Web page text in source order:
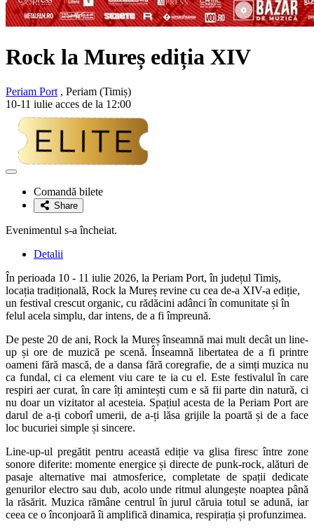
Rock la Mureș ediția XIV
Periam Port , Periam (Timiș)
10-11 iulie acces de la 12:00
Adaugă
favoriteComandă bilete
Share
Evenimentul s-a încheiat.
Detalii
În perioada 10 - 11 iulie 2026, la Periam Port, în județul Timiș,
locația tradițională, Rock la Mureș revine cu cea de-a XIV-a ediție,
un festival crescut organic, cu rădăcini adânci în comunitate și în
felul acela simplu, dar intens, de a fi împreună.
De peste 20 de ani, Rock la Mureș înseamnă mai mult decât un line-
up și ore de muzică pe scenă. Înseamnă libertatea de a fi printre
oameni fără mască, de a dansa fără coregrafie, de a simți muzica nu
ca fundal, ci ca element viu care te ia cu el. Este festivalul în care
respiri aer curat, în care îți amintești cum e să fii parte din natură, ci
nu doar un vizitator al acesteia. Spațiul acesta de la Periam Port are
darul de a-ți coborî umerii, de a-ți lăsa grijile la poartă și de a face
loc bucuriei simple și sincere.
Line-up-ul pregătit pentru această ediție va glisa firesc între zone
sonore diferite: momente energice și directe de punk-rock, alături de
pasaje alternative mai atmosferice, completate de spații dedicate
genurilor electro sau dub, acolo unde ritmul alungește noaptea până
la răsărit. Muzica rămâne centrul în jurul căruia totul se adună, iar
ceea ce o înconjoară îi amplifică dinamica, respirația și profunzimea.